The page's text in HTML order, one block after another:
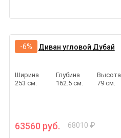
Диван угловой Дубай
Ширина
253 см.
Глубина
162.5 см.
Высота
79 см.
63560 руб. 68010 ₽
-6%